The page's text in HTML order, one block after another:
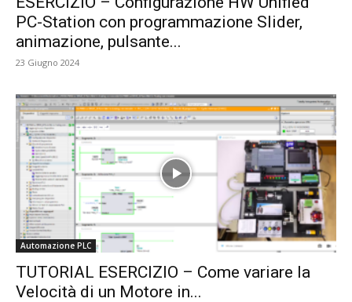
PC-Station con programmazione Slider,
animazione, pulsante...
23 Giugno 2024
Automazione PLC
TUTORIAL ESERCIZIO – Come variare la
Velocità di un Motore in...